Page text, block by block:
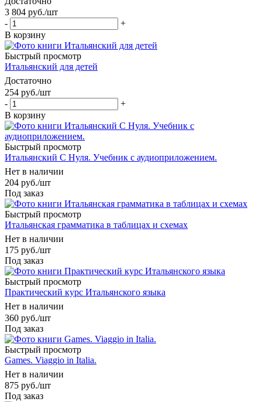
3 804 руб./шт
-
+
В корзину
Быстрый просмотр
Итальянский для детей
Достаточно
254 руб./шт
-
+
В корзину
Быстрый просмотр
Итальянский С Нуля. Учебник с аудиоприложением.
Нет в наличии
204 руб./шт
Под заказ
Быстрый просмотр
Итальянская грамматика в таблицах и схемах
Нет в наличии
175 руб./шт
Под заказ
Быстрый просмотр
Практический курс Итальянского языка
Нет в наличии
360 руб./шт
Под заказ
Быстрый просмотр
Games. Viaggio in Italia.
Нет в наличии
875 руб./шт
Под заказ